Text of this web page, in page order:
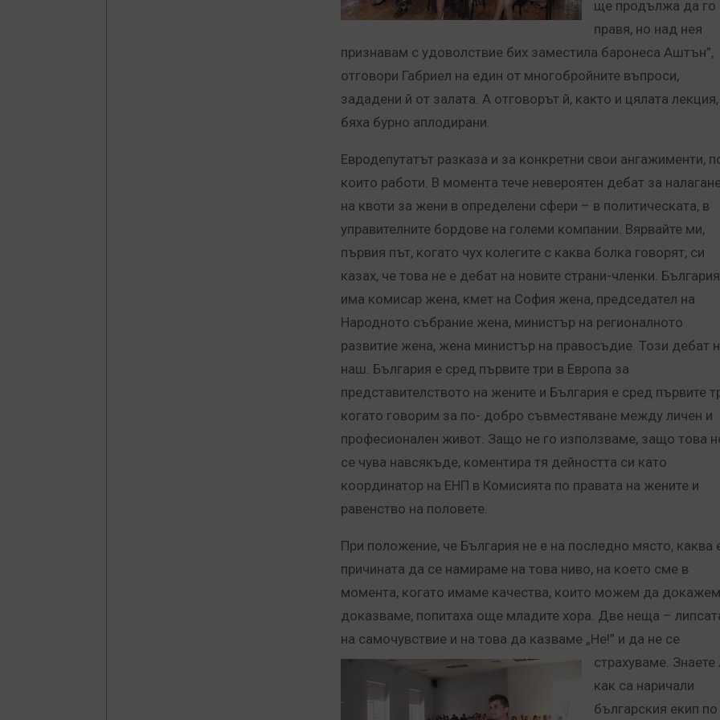
ще продължа да го
правя, но над нея
признавам с удоволствие бих заместила баронеса Аштън”,
отговори Габриел на един от многобройните въпроси,
зададени й от залата. А отговорът й, както и цялата лекция,
бяха бурно аплодирани.
Евродепутатът разказа и за конкретни свои ангажименти,
които работи. В момента тече невероятен дебат за
на квоти за жени в определени сфери – в политическата, в
управителните бордове на големи компании. Вярвайте ми,
първия път, когато чух колегите с каква болка говорят, си
казах, че това не е дебат на новите страни-членки. България
има комисар жена, кмет на София жена, председател на
Народното събрание жена, министър на регионалното
развитие жена, жена министър на правосъдие. Този дебат
наш. България е сред първите три в Европа за
представителството на жените и България е сред първите
когато говорим за по-.добро съвместяване между личен и
професионален живот. Защо не го използваме, защо това
се чува навсякъде, коментира тя дейността си като
координатор на ЕНП в Комисията по правата на жените и
равенство на половете.
При положение, че България не е на последно място, каква
причината да се намираме на това ниво, на което сме в
момента, когато имаме качества, които можем да
доказваме, попитаха още младите хора. Две неща –
на самочувствие и на това да казваме „Не!” и да не се
страхуваме. Знаете
как са наричали
българския екип по